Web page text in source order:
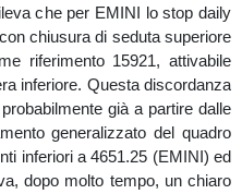
che per EMINI lo stop daily
chiusura di seduta superiore
riferimento 15921, attivabile
inferiore. Questa discordanza
già a partire dalle
generalizzato del quadro
inferiori a 4651.25 (EMINI) ed
dopo molto tempo, un chiaro